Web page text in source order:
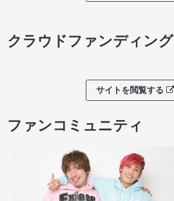
クラウドファンディング
サイトを閲覧する
ファンコミュニティ